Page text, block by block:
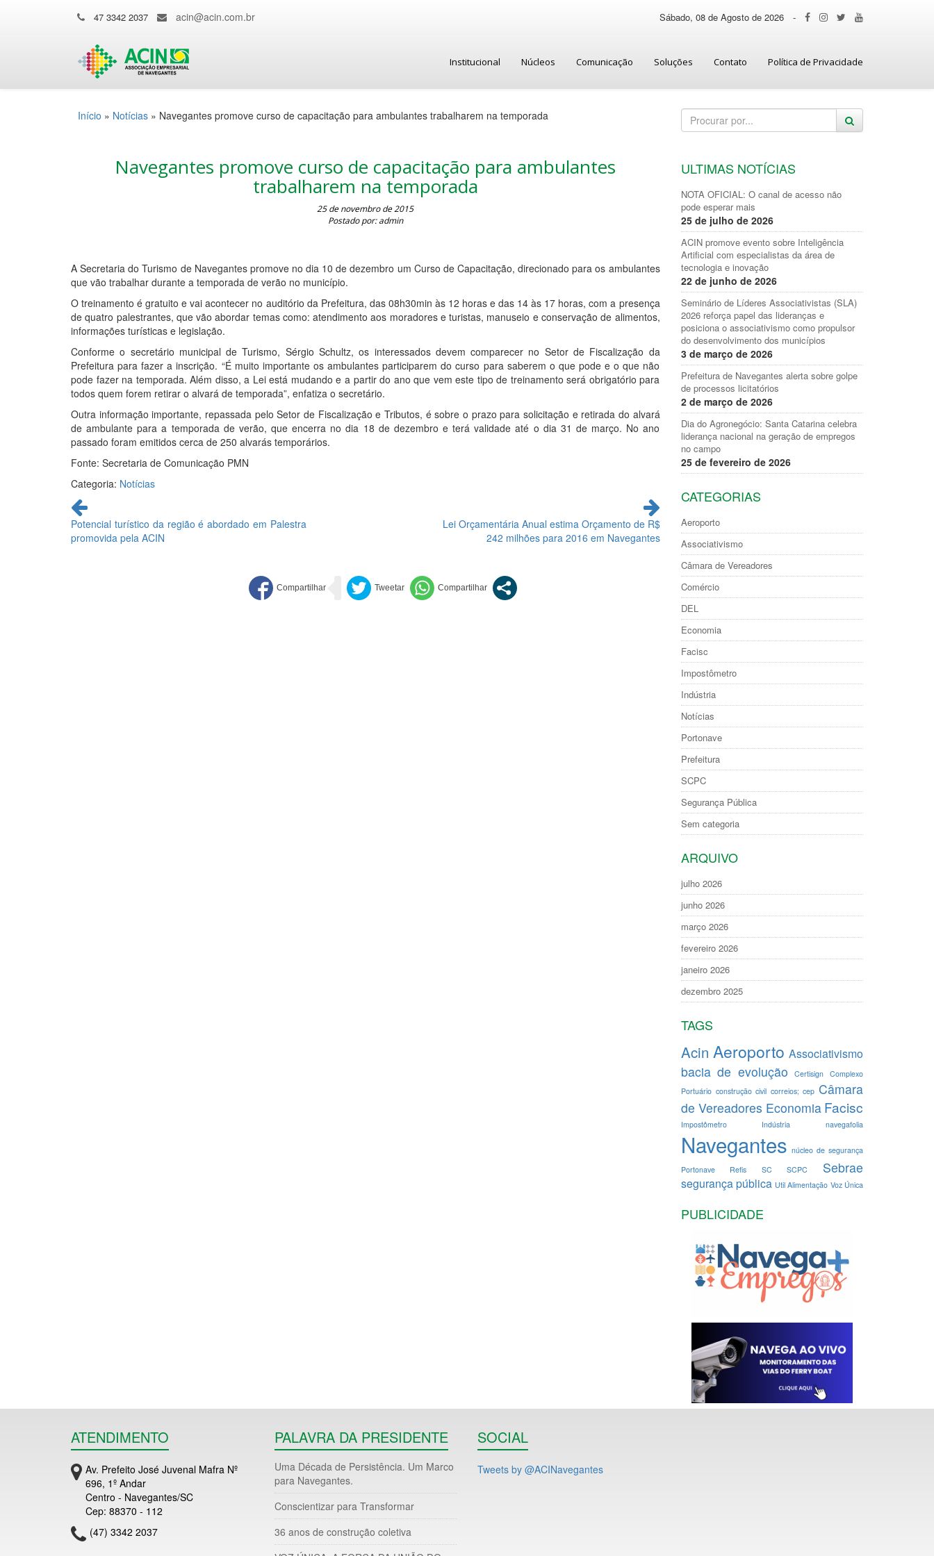
47 3342 2037 acin@acin.com.br Sábado, 08 de Agosto de 2026 -
Institucional Núcleos Comunicação Soluções Contato Política de Privacidade
Início » Notícias » Navegantes promove curso de capacitação para ambulantes trabalharem na temporada
Navegantes promove curso de capacitação para ambulantes
trabalharem na temporada
25 de novembro de 2015
Postado por: admin
A Secretaria do Turismo de Navegantes promove no dia 10 de dezembro um Curso de Capacitação, direcionado para os ambulantes
que vão trabalhar durante a temporada de verão no município.
O treinamento é gratuito e vai acontecer no auditório da Prefeitura, das 08h30min às 12 horas e das 14 às 17 horas, com a presença
de quatro palestrantes, que vão abordar temas como: atendimento aos moradores e turistas, manuseio e conservação de alimentos,
informações turísticas e legislação.
Conforme o secretário municipal de Turismo, Sérgio Schultz, os interessados devem comparecer no Setor de Fiscalização da
Prefeitura para fazer a inscrição. “É muito importante os ambulantes participarem do curso para saberem o que pode e o que não
pode fazer na temporada. Além disso, a Lei está mudando e a partir do ano que vem este tipo de treinamento será obrigatório para
todos quem forem retirar o alvará de temporada”, enfatiza o secretário.
Outra informação importante, repassada pelo Setor de Fiscalização e Tributos, é sobre o prazo para solicitação e retirada do alvará
de ambulante para a temporada de verão, que encerra no dia 18 de dezembro e terá validade até o dia 31 de março. No ano
passado foram emitidos cerca de 250 alvarás temporários.
Fonte: Secretaria de Comunicação PMN
Categoria: Notícias
Continue
lendo
Potencial turístico da região é abordado em Palestra
promovida pela ACIN
Lei Orçamentária Anual estima Orçamento de R$
242 milhões para 2016 em Navegantes
ULTIMAS NOTÍCIAS
NOTA OFICIAL: O canal de acesso não
pode esperar mais
25 de julho de 2026
ACIN promove evento sobre Inteligência
Artificial com especialistas da área de
tecnologia e inovação
22 de junho de 2026
Seminário de Líderes Associativistas (SLA)
2026 reforça papel das lideranças e
posiciona o associativismo como propulsor
do desenvolvimento dos municípios
3 de março de 2026
Prefeitura de Navegantes alerta sobre golpe
de processos licitatórios
2 de março de 2026
Dia do Agronegócio: Santa Catarina celebra
liderança nacional na geração de empregos
no campo
25 de fevereiro de 2026
CATEGORIAS
Aeroporto
Associativismo
Câmara de Vereadores
Comércio
DEL
Economia
Facisc
Impostômetro
Indústria
Notícias
Portonave
Prefeitura
SCPC
Segurança Pública
Sem categoria
ARQUIVO
julho 2026
junho 2026
março 2026
fevereiro 2026
janeiro 2026
dezembro 2025
TAGS
Acin Aeroporto Associativismo
bacia de evolução Certisign Complexo
Portuário construção civil correios; cep Câmara
de Vereadores Economia Facisc
Impostômetro Indústria navegafolia
Navegantes núcleo de segurança
Portonave
Refis SC SCPC Sebrae
segurança pública Util Alimentação Voz Única
PUBLICIDADE
ATENDIMENTO
Av. Prefeito José Juvenal Mafra Nº
696, 1º Andar
Centro - Navegantes/SC
Cep: 88370 - 112
(47) 3342 2037
PALAVRA DA PRESIDENTE
Uma Década de Persistência. Um Marco
para Navegantes.
Conscientizar para Transformar
36 anos de construção coletiva
SOCIAL
Tweets by @ACINavegantes